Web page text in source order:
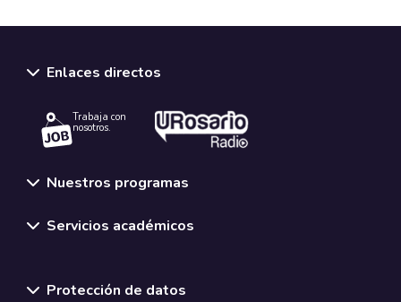
Enlaces directos
Trabaja con
nosotros.
Nuestros programas
Servicios académicos
Protección de datos